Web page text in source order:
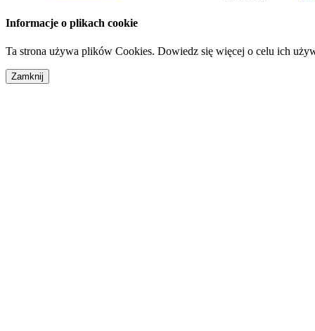
Informacje o plikach cookie
Ta strona używa plików Cookies. Dowiedz się więcej o celu ich